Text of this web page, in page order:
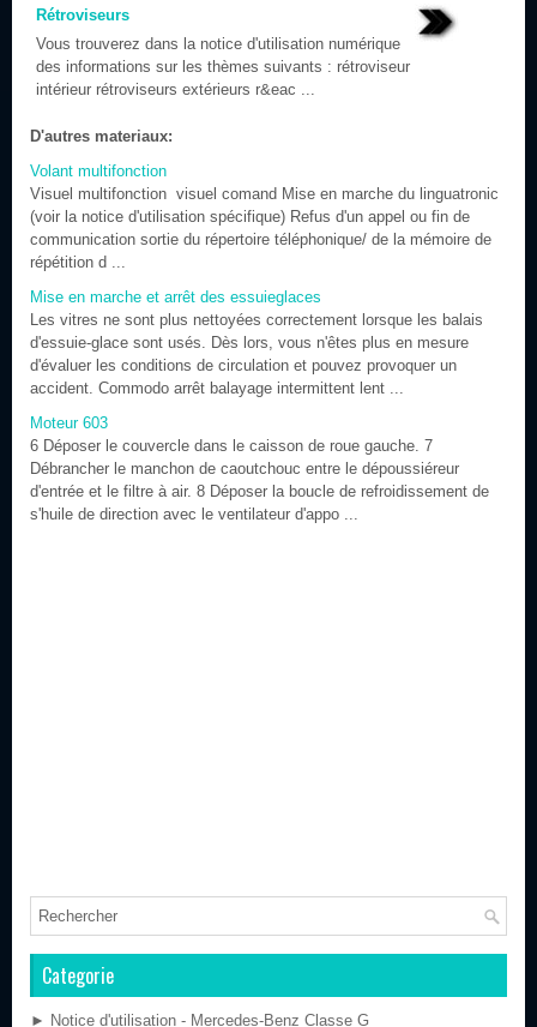
Rétroviseurs
Vous trouverez dans la notice d'utilisation numérique
des informations sur les thèmes suivants : rétroviseur
intérieur rétroviseurs extérieurs r&eac ...
D'autres materiaux:
Volant multifonction
Visuel multifonction visuel comand Mise en marche du linguatronic
(voir la notice d'utilisation spécifique) Refus d'un appel ou fin de
communication sortie du répertoire téléphonique/ de la mémoire de
répétition d ...
Mise en marche et arrêt des essuieglaces
Les vitres ne sont plus nettoyées correctement lorsque les balais
d'essuie-glace sont usés. Dès lors, vous n'êtes plus en mesure
d'évaluer les conditions de circulation et pouvez provoquer un
accident. Commodo arrêt balayage intermittent lent ...
Moteur 603
6 Déposer le couvercle dans le caisson de roue gauche. 7
Débrancher le manchon de caoutchouc entre le dépoussiéreur
d'entrée et le filtre à air. 8 Déposer la boucle de refroidissement de
s'huile de direction avec le ventilateur d'appo ...
Categorie
► Notice d'utilisation - Mercedes-Benz Classe G